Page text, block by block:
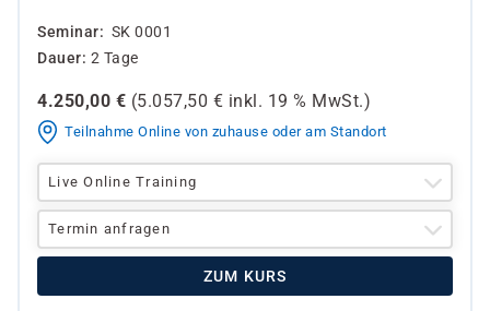
Seminar
SK 0001
Dauer 2 Tage
4.250,00 € (5.057,50 € inkl. 19 % MwSt.)
Teilnahme Online von zuhause oder am Standort
Live Online Training
Termin anfragen
ZUM KURS